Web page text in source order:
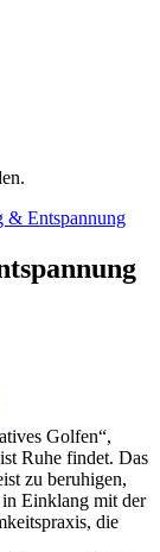
& Entspannung
Golfen“,
Ruhe findet. Das
zu beruhigen,
Einklang mit der
die